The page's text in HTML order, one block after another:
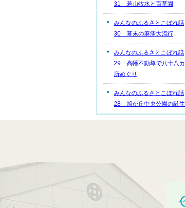
31 若山牧水と百草園
みんなのふるさとこぼれ話
30 幕末の麻疹大流行
みんなのふるさとこぼれ話
29 高幡不動尊で八十八カ
所めぐり
みんなのふるさとこぼれ話
28 旭が丘中央公園の誕生